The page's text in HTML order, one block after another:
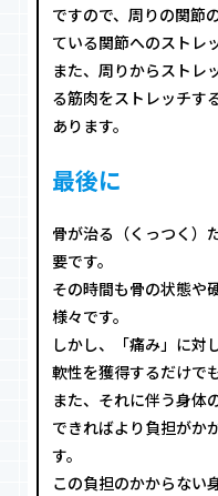
ですので、周りの関節
ている関節へのストレ
また、周りからストレ
る筋肉をストレッチす
あります。
最後に
骨が治る（くっつく）
要です。
その時間も骨の状態や
様々です。
しかし、「痛み」に対
軟性を獲得するだけで
また、それに伴う身体
できればより負担がか
す。
この負担のかからない